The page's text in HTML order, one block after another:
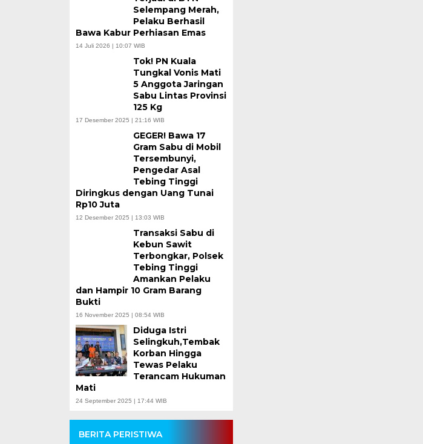
Selempang Merah,
Pelaku Berhasil
Bawa Kabur Perhiasan Emas
14 Juli 2026 | 10:07 WIB
Tok! PN Kuala
Tungkal Vonis Mati
5 Anggota Jaringan
Sabu Lintas Provinsi
125 Kg
17 Desember 2025 | 21:16 WIB
GEGER! Bawa 17
Gram Sabu di Mobil
Tersembunyi,
Pengedar Asal
Tebing Tinggi
Diringkus dengan Uang Tunai
Rp10 Juta
12 Desember 2025 | 13:03 WIB
Transaksi Sabu di
Kebun Sawit
Terbongkar, Polsek
Tebing Tinggi
Amankan Pelaku
dan Hampir 10 Gram Barang
Bukti
16 November 2025 | 08:54 WIB
Diduga Istri
Selingkuh,Tembak
Korban Hingga
Tewas Pelaku
Terancam Hukuman
Mati
24 September 2025 | 17:44 WIB
BERITA PERISTIWA